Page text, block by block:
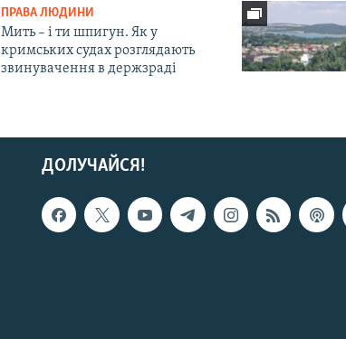
ПРАВА ЛЮДИНИ
Мить – і ти шпигун. Як у
кримських судах розглядають
звинувачення в держзраді
ДОЛУЧАЙСЯ!